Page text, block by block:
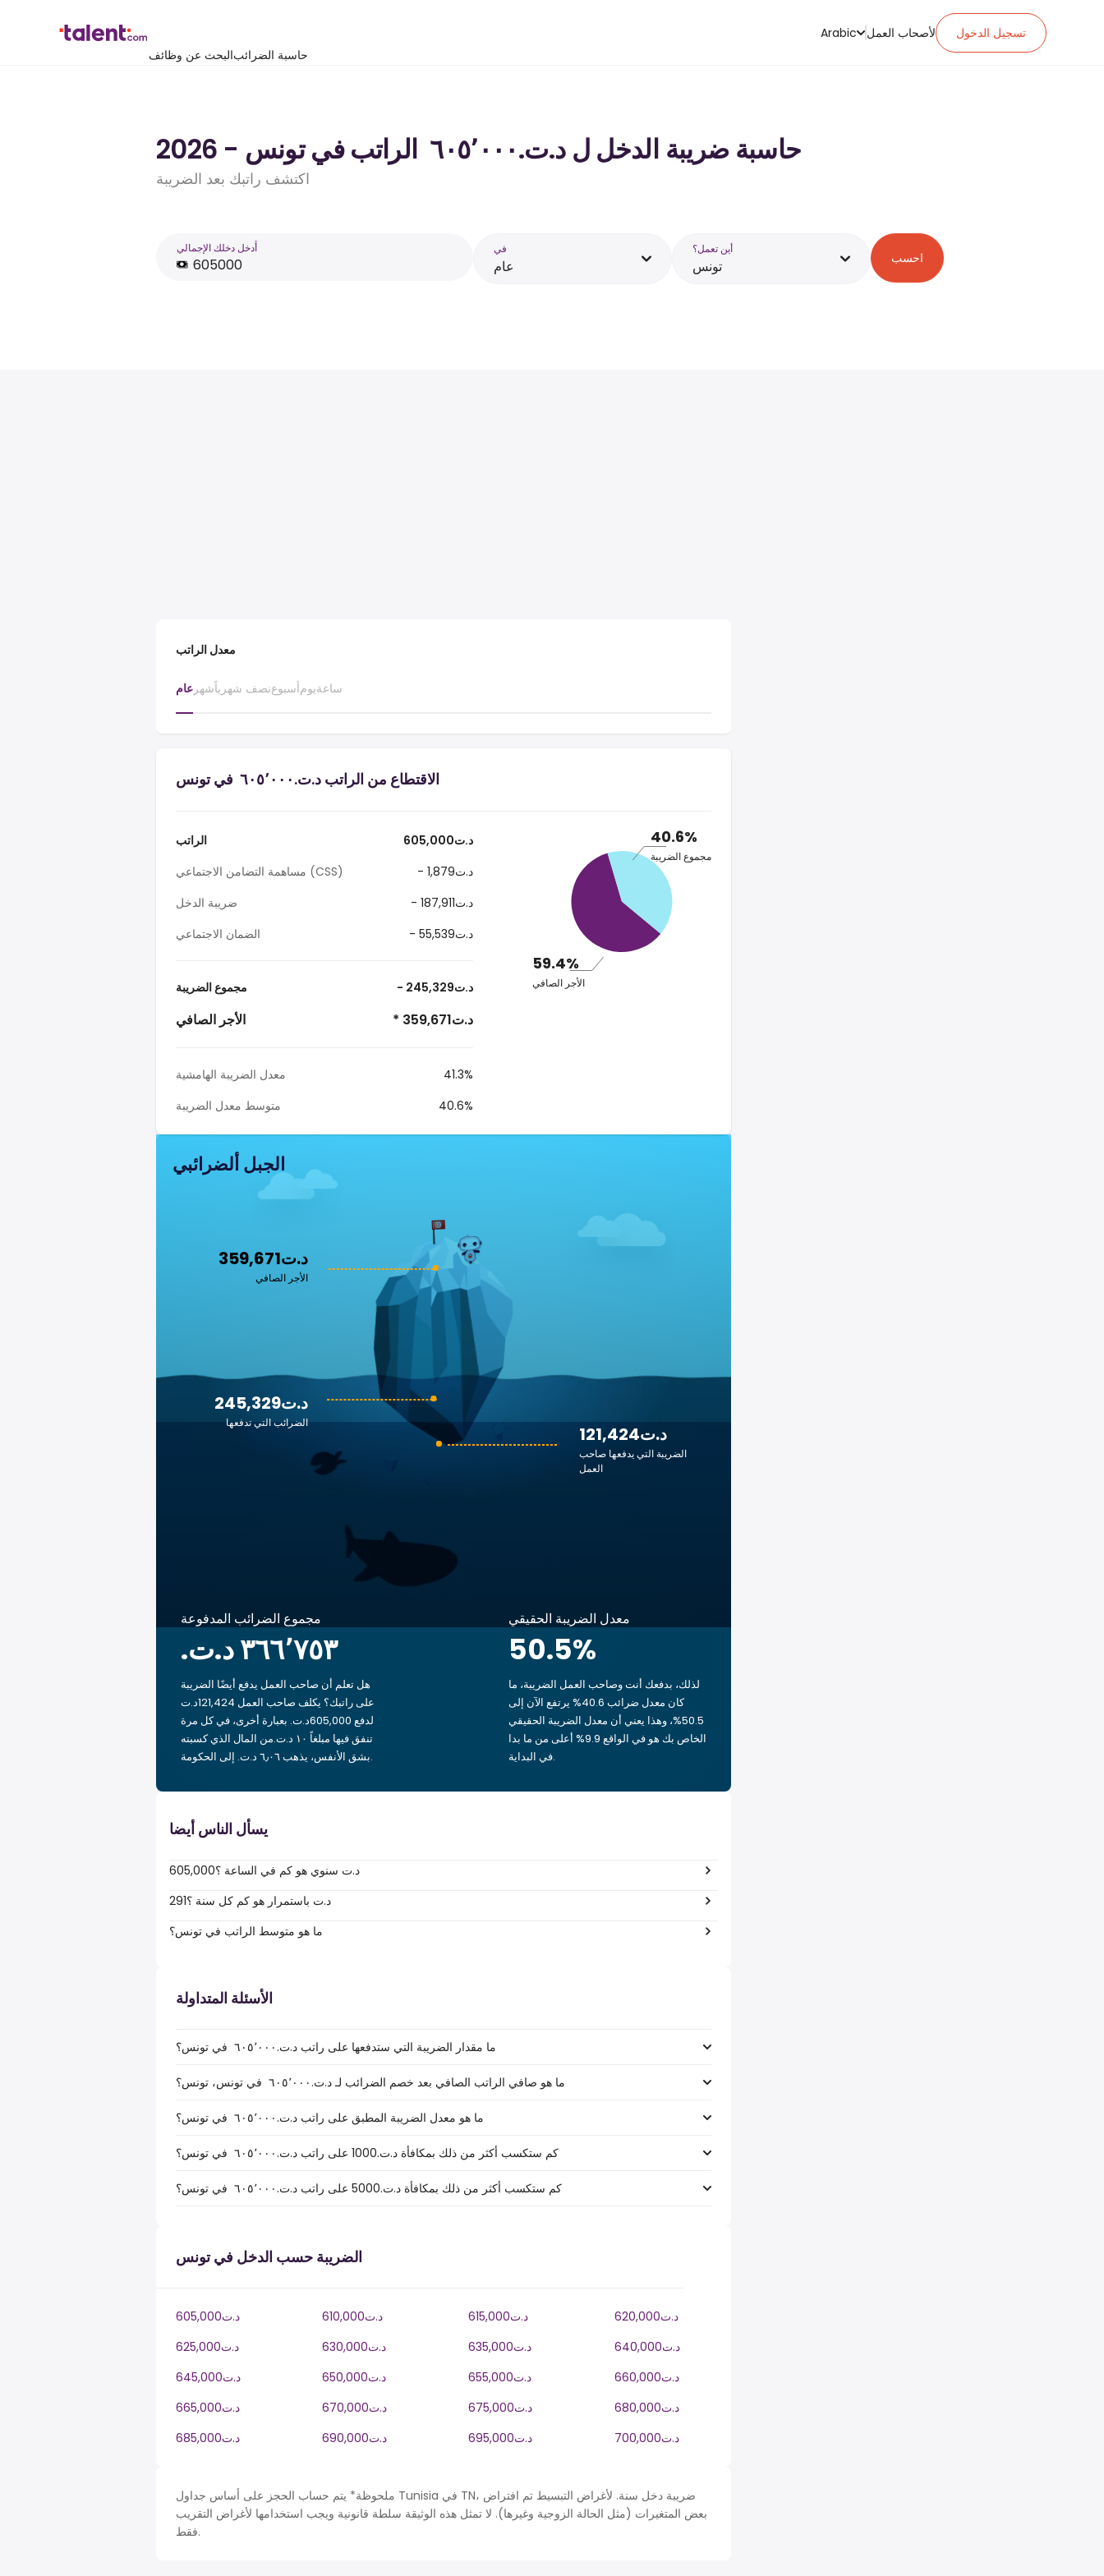
البحث عن وظائفحاسبة الضرائب
Arabic لأصحاب العمل تسجيل الدخول
حاسبة ضريبة الدخل ل د.ت.‏٦٠٥٬٠٠٠ ‏ الراتب في تونس - 2026
اكتشف راتبك بعد الضريبة
أَدخل دخلك الإجمالي في
عام
أين تعمل؟
تونس احسب
معدل الراتب
عام شهرنصف شهرياًأسبوعيومساعة
الاقتطاع من الراتب د.ت.‏٦٠٥٬٠٠٠ ‏ في تونس
الراتب
605,000د.ت
مساهمة التضامن الاجتماعي (CSS)
- 1,879د.ت
ضريبة الدخل
- 187,911د.ت
الضمان الاجتماعي
- 55,539د.ت
مجموع الضريبة - 245,329د.ت
الأجر الصافي * 359,671د.ت
معدل الضريبة الهامشية
41.3%
متوسط معدل الضريبة
40.6%
40.6%
مجموع الضريبة
59.4%
الأجر الصافي
الجبل ألضرائبي
359,671د.ت
الأجر الصافي
121,424د.ت
الضريبة التي يدفعها صاحب
العمل
245,329د.ت
الضرائب التي تدفعها
مجموع الضرائب المدفوعة
هل تعلم أن صاحب العمل يدفع أيضًا الضريبة
على راتبك؟ يكلف صاحب العمل 121,424د.ت
لدفع 605,000د.ت. بعبارة أخرى، في كل مرة
تنفق فيها مبلغاً ‏١٠ د.ت.‏من المال الذي كسبته
بشق الأنفس، يذهب ‏٦٫٠٦ د.ت.‏ إلى الحكومة.
معدل الضريبة الحقيقي
50.5%
لذلك، بدفعك أنت وصاحب العمل الضريبة، ما
كان معدل ضرائب 40.6% يرتفع الآن إلى
50.5%، وهذا يعني أن معدل الضريبة الحقيقي
الخاص بك هو في الواقع 9.9% أعلى من ما بدا
في البداية.
يسأل الناس أيضا
605,000د.ت سنوي هو كم في الساعة ؟
291د.ت باستمرار هو كم كل سنة ؟
ما هو متوسط الراتب في تونس؟
الأسئلة المتداولة
ما مقدار الضريبة التي ستدفعها على راتب د.ت.‏٦٠٥٬٠٠٠ ‏ في تونس؟
ما هو صافي الراتب الصافي بعد خصم الضرائب لـ د.ت.‏٦٠٥٬٠٠٠ ‏ في تونس، تونس؟
ما هو معدل الضريبة المطبق على راتب د.ت.‏٦٠٥٬٠٠٠ ‏ في تونس؟
كم ستكسب أكثر من ذلك بمكافأة د.ت.1000 على راتب د.ت.‏٦٠٥٬٠٠٠ ‏ في تونس؟
كم ستكسب أكثر من ذلك بمكافأة د.ت.5000 على راتب د.ت.‏٦٠٥٬٠٠٠ ‏ في تونس؟
الضريبة حسب الدخل في تونس
605,000د.ت 610,000د.ت 615,000د.ت
620,000د.ت
625,000د.ت
630,000د.ت 635,000د.ت
640,000د.ت
645,000د.ت
650,000د.ت 655,000د.ت
660,000د.ت
665,000د.ت
670,000د.ت 675,000د.ت
680,000د.ت
685,000د.ت
690,000د.ت 695,000د.ت 700,000د.ت
ملحوظة* يتم حساب الحجز على أساس جداول Tunisia في TN، ضريبة دخل سنة. لأغراض التبسيط تم افتراض
بعض المتغيرات (مثل الحالة الزوجية وغيرها). لا تمثل هذه الوثيقة سلطة قانونية ويجب استخدامها لأغراض التقريب
فقط.